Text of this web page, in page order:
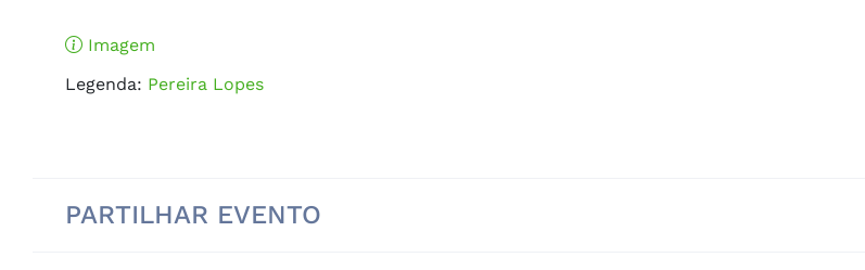
Imagem
Legenda: Pereira Lopes
PARTILHAR EVENTO